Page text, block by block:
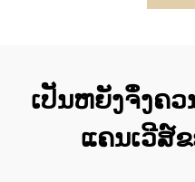
ເປັນຫຍັງຈຶ່ງຄ
ແຄນເວີສ໌